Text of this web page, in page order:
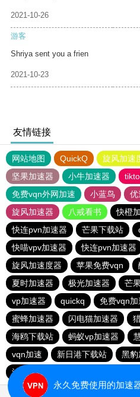
2021-10-26
游客
Shriya sent you a frien
2021-10-23
友情链接
网站地图 QuickQ 旋风加速
坚果加速器
小牛加速器
免费vqn外网加速
小蓝鸟 优
旋风加速器
八戒看书 快橙
快连pvn加速器
芒果下载站
快喵vpv加速器
快连pvn加速器
旋风加速度器
苹果免费vqn
夏时加速器
极光加速器 芒
vp加速器
quickq 免费vqn加
蜜蜂加速器
闪电猫加速器
海鸥下载站
蚂蚁vp加速器
vqn加速
新日港下载站 黑豹
油管加速器永久免费版
永久免费使用的加速